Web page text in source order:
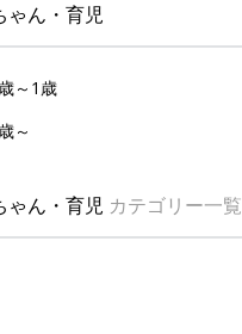
ゃん・育児
～1歳
～
ゃん・育児 カテゴリー一覧